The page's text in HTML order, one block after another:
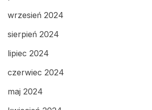
wrzesień 2024
sierpień 2024
lipiec 2024
czerwiec 2024
maj 2024